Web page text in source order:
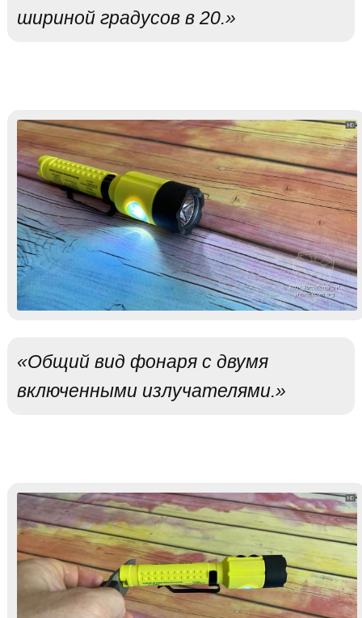
шириной градусов в 20.»
«Общий вид фонаря с двумя
включенными излучателями.»